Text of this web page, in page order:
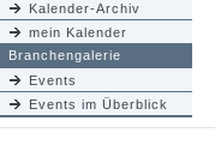
Kalender-Archiv
mein Kalender
Branchengalerie
Events
Events im Überblick